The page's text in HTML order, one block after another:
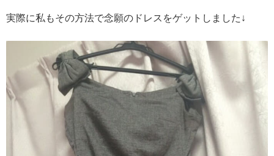
実際に私もその方法で念願のドレスをゲットしました↓